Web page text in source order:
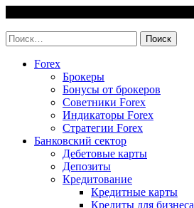
content
Найти:
Forex
Брокеры
Бонусы от брокеров
Советники Forex
Индикаторы Forex
Стратегии Forex
Банковский сектор
Дебетовые карты
Депозиты
Кредитование
Кредитные карты
Кредиты для бизнеса